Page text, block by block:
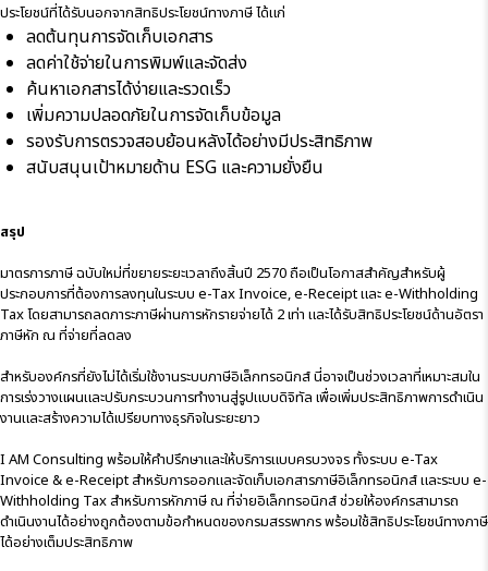
ประโยชน์ที่ได้รับนอกจากสิทธิประโยชน์ทางภาษี ได้แก่
ลดต้นทุนการจัดเก็บเอกสาร
ลดค่าใช้จ่ายในการพิมพ์และจัดส่ง
ค้นหาเอกสารได้ง่ายและรวดเร็ว
เพิ่มความปลอดภัยในการจัดเก็บข้อมูล
รองรับการตรวจสอบย้อนหลังได้อย่างมีประสิทธิภาพ
สนับสนุนเป้าหมายด้าน ESG และความยั่งยืน
สรุป
มาตรการภาษี ฉบับใหม่ที่ขยายระยะเวลาถึงสิ้นปี 2570 ถือเป็นโอกาสสำคัญสำหรับผู้
ประกอบการที่ต้องการลงทุนในระบบ e-Tax Invoice, e-Receipt และ e-Withholding
Tax โดยสามารถลดภาระภาษีผ่านการหักรายจ่ายได้ 2 เท่า และได้รับสิทธิประโยชน์ด้านอัตรา
ภาษีหัก ณ ที่จ่ายที่ลดลง
สำหรับองค์กรที่ยังไม่ได้เริ่มใช้งานระบบภาษีอิเล็กทรอนิกส์ นี่อาจเป็นช่วงเวลาที่เหมาะสมใน
การเร่งวางแผนและปรับกระบวนการทำงานสู่รูปแบบดิจิทัล เพื่อเพิ่มประสิทธิภาพการดำเนิน
งานและสร้างความได้เปรียบทางธุรกิจในระยะยาว
I AM Consulting พร้อมให้คำปรึกษาและให้บริการแบบครบวงจร ทั้งระบบ e-Tax
Invoice & e-Receipt สำหรับการออกและจัดเก็บเอกสารภาษีอิเล็กทรอนิกส์ และระบบ e-
Withholding Tax สำหรับการหักภาษี ณ ที่จ่ายอิเล็กทรอนิกส์ ช่วยให้องค์กรสามารถ
ดำเนินงานได้อย่างถูกต้องตามข้อกำหนดของกรมสรรพากร พร้อมใช้สิทธิประโยชน์ทางภาษี
ได้อย่างเต็มประสิทธิภาพ